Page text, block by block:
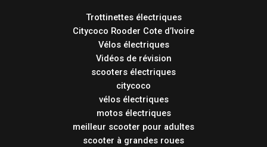
Trottinettes électriques
Citycoco Rooder Cote d’Ivoire
Vélos électriques
Vidéos de révision
scooters électriques
citycoco
vélos électriques
motos électriques
meilleur scooter pour adultes
scooter à grandes roues